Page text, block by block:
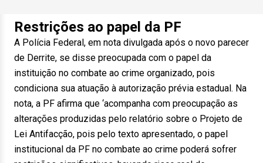
Restrições ao papel da PF
A Polícia Federal, em nota divulgada após o novo parecer
de Derrite, se disse preocupada com o papel da
instituição no combate ao crime organizado, pois
condiciona sua atuação à autorização prévia estadual. Na
nota, a PF afirma que ‘acompanha com preocupação as
alterações produzidas pelo relatório sobre o Projeto de
Lei Antifacção, pois pelo texto apresentado, o papel
institucional da PF no combate ao crime poderá sofrer